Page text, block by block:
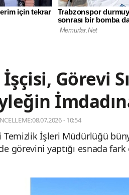
Görevi
- 10:54
Temizlik İşleri Müdürlüğü
görevini yaptığı esnada